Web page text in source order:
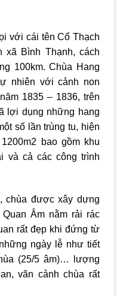
với cái tên Cổ Thạch
Bình Thạnh, cách
100km. Chùa Hang
nhiên với cảnh non
1835 – 1836, trên
lợi dụng những hang
số lần trùng tu, hiện
bao gồm khu
và cả các công trình
chùa được xây dựng
Âm nằm rải rác
rất đẹp khi đứng từ
ngày lễ như tiết
(25/5 âm)… lượng
vãn cảnh chùa rất